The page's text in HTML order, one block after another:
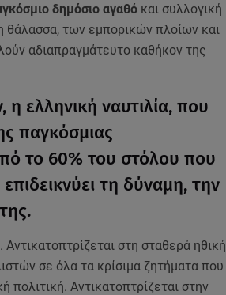
δημόσιο αγαθό και συλλογική
των εμπορικών πλοίων και
αδιαπραγμάτευτο καθήκον της
η ελληνική ναυτιλία, που
παγκόσμιας
το 60% του στόλου που
τη δύναμη, την
. Αντικατοπτρίζεται στη σταθερά ηθική
σε όλα τα κρίσιμα ζητήματα που
πολιτική. Αντικατοπτρίζεται στην